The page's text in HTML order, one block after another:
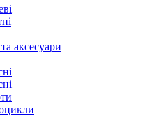
аксесуари